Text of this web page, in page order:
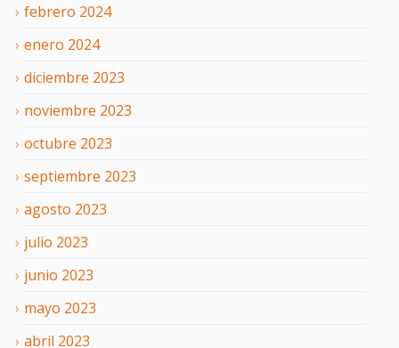
febrero 2024
enero 2024
diciembre 2023
noviembre 2023
octubre 2023
septiembre 2023
agosto 2023
julio 2023
junio 2023
mayo 2023
abril 2023